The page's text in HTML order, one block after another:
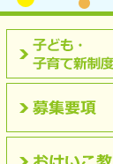
認定こども園について
募集要項